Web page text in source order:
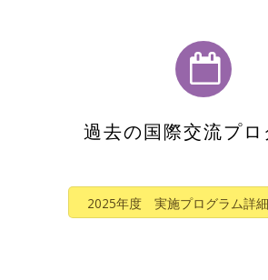
過去の国際交流プロ
2025年度 実施プログラム詳